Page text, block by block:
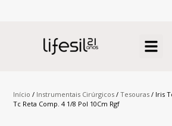
Início / Instrumentais Cirúrgicos /Tesouras / Iris
Tc Reta Comp. 4 1/8 Pol 10Cm Rgf